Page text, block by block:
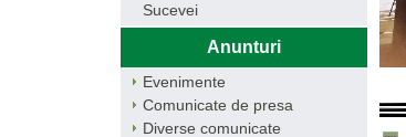
Sucevei
Anunturi
Evenimente
Comunicate de presa
Diverse comunicate